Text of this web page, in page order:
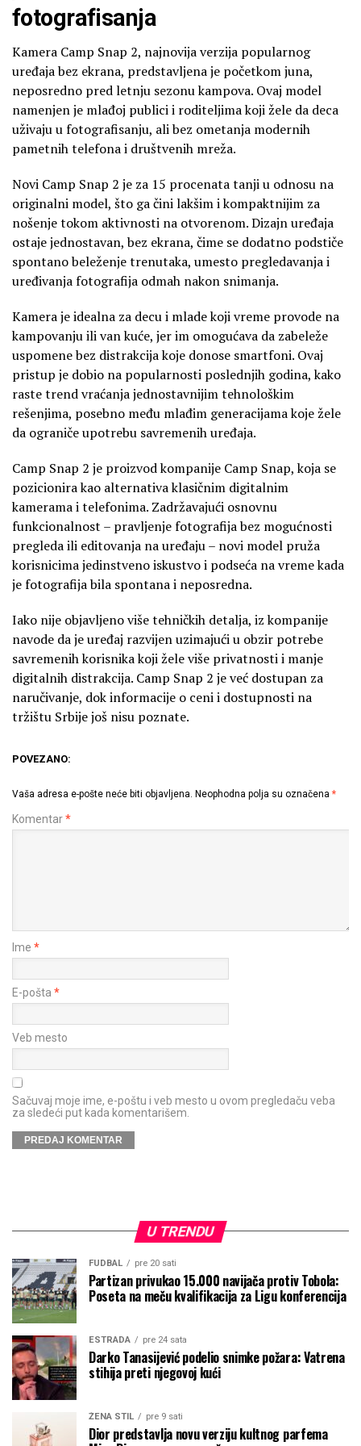
fotografisanja
Kamera Camp Snap 2, najnovija verzija popularnog
uređaja bez ekrana, predstavljena je početkom juna,
neposredno pred letnju sezonu kampova. Ovaj model
namenjen je mlađoj publici i roditeljima koji žele da deca
uživaju u fotografisanju, ali bez ometanja modernih
pametnih telefona i društvenih mreža.
Novi Camp Snap 2 je za 15 procenata tanji u odnosu na
originalni model, što ga čini lakšim i kompaktnijim za
nošenje tokom aktivnosti na otvorenom. Dizajn uređaja
ostaje jednostavan, bez ekrana, čime se dodatno podstiče
spontano beleženje trenutaka, umesto pregledavanja i
uređivanja fotografija odmah nakon snimanja.
Kamera je idealna za decu i mlade koji vreme provode na
kampovanju ili van kuće, jer im omogućava da zabeleže
uspomene bez distrakcija koje donose smartfoni. Ovaj
pristup je dobio na popularnosti poslednjih godina, kako
raste trend vraćanja jednostavnijim tehnološkim
rešenjima, posebno među mlađim generacijama koje žele
da ograniče upotrebu savremenih uređaja.
Camp Snap 2 je proizvod kompanije Camp Snap, koja se
pozicionira kao alternativa klasičnim digitalnim
kamerama i telefonima. Zadržavajući osnovnu
funkcionalnost – pravljenje fotografija bez mogućnosti
pregleda ili editovanja na uređaju – novi model pruža
korisnicima jedinstveno iskustvo i podseća na vreme kada
je fotografija bila spontana i neposredna.
Iako nije objavljeno više tehničkih detalja, iz kompanije
navode da je uređaj razvijen uzimajući u obzir potrebe
savremenih korisnika koji žele više privatnosti i manje
digitalnih distrakcija. Camp Snap 2 je već dostupan za
naručivanje, dok informacije o ceni i dostupnosti na
tržištu Srbije još nisu poznate.
POVEZANO:
Vaša adresa e-pošte neće biti objavljena. Neophodna polja su označena *
Komentar*
Ime *
E-pošta *
Veb mesto
Sačuvaj moje ime, e-poštu i veb mesto u ovom pregledaču veba
za sledeći put kada komentarišem.
U TRENDU
FUDBAL pre 20 sati
Partizan privukao 15.000 navijača protiv Tobola:
Poseta na meču kvalifikacija za Ligu konferencija
ESTRADA pre 24 sata
Darko Tanasijević podelio snimke požara: Vatrena
stihija preti njegovoj kući
ŽENA STIL pre 9 sati
Dior predstavlja novu verziju kultnog parfema